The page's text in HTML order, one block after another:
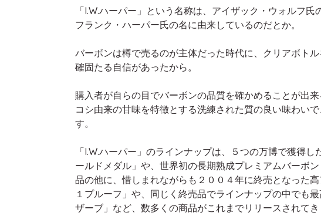
「I.W.ハーパー」という名称は、アイザック・ウォルフ
フランク・ハーパー氏の名に由来しているのだとか。
バーボンは樽で売るのが主体だった時代に、クリアボト
確固たる自信があったから。
購入者が自らの目でバーボンの品質を確かめることが出
コシ由来の甘味を特徴とする洗練された質の良い味わい
す。
「I.W.ハーパー」のラインナップは、５つの万博で獲得
ールドメダル」や、世界初の長期熟成プレミアムバーボ
品の他に、惜しまれながらも２００４年に終売となった
１プルーフ」や、同じく終売品でラインナップの中でも
ザーブ」など、数多くの商品がこれまでリリースされてき